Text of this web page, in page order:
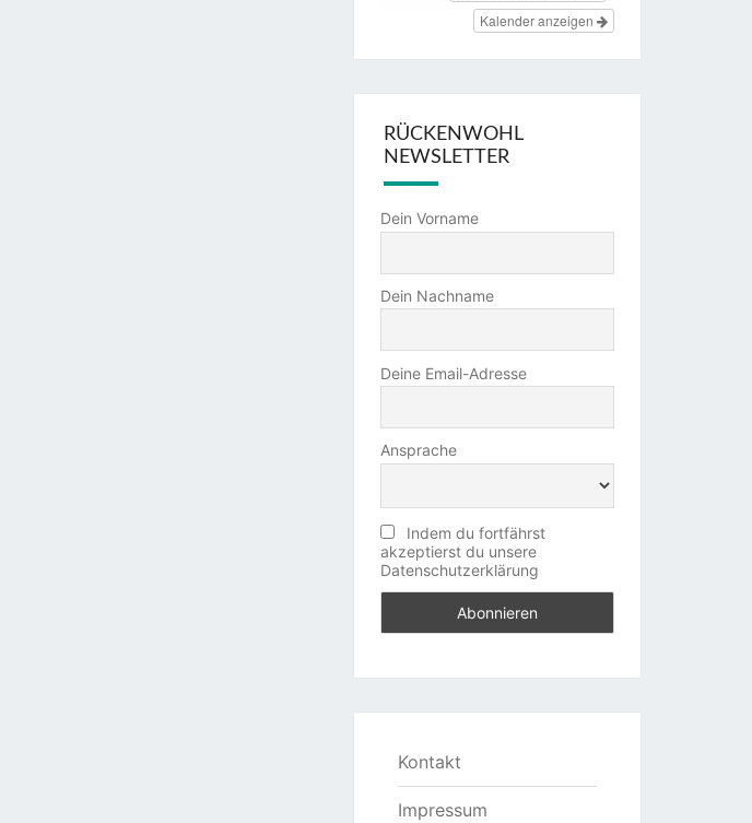
Kalender anzeigen
RÜCKENWOHL
NEWSLETTER
Dein Vorname
Dein Nachname
Deine Email-Adresse
Ansprache
Indem du fortfährst
akzeptierst du unsere
Datenschutzerklärung
Kontakt
Impressum